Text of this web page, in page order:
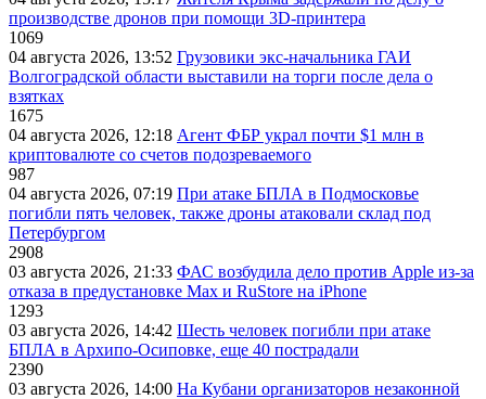
производстве дронов при помощи 3D‑принтера
1069
04 августа 2026, 13:52 Грузовики экс-начальника ГАИ
Волгоградской области выставили на торги после дела о
взятках
1675
04 августа 2026, 12:18 Агент ФБР украл почти $1 млн в
криптовалюте со счетов подозреваемого
987
04 августа 2026, 07:19 При атаке БПЛА в Подмосковье
погибли пять человек, также дроны атаковали склад под
Петербургом
2908
03 августа 2026, 21:33 ФАС возбудила дело против Apple из-за
отказа в предустановке Max и RuStore на iPhone
1293
03 августа 2026, 14:42 Шесть человек погибли при атаке
БПЛА в Архипо-Осиповке, еще 40 пострадали
2390
03 августа 2026, 14:00 На Кубани организаторов незаконной